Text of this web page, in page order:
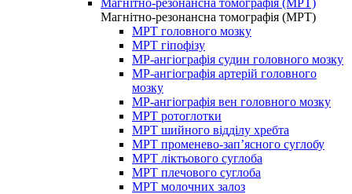
Магнітно-резонансна томографія (МРТ)
Магнітно-резонансна томографія (МРТ)
МРТ головного мозку
МРТ гіпофізу
МР-ангіографія судин головного мозку
МР-ангіографія артерій головного
мозку
МР-ангіографія вен головного мозку
МРТ ротоглотки
МРТ шийного відділу хребта
МРТ променево-зап’ясного суглобу
МРТ ліктьового суглоба
МРТ плечового суглоба
МРТ молочних залоз